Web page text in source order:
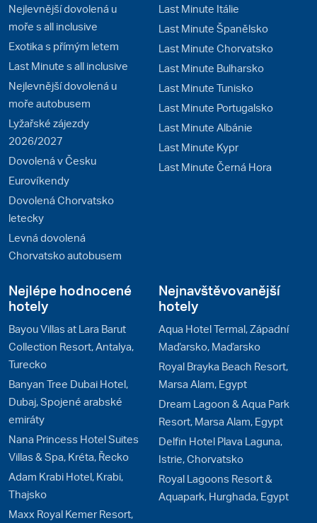
Nejlevnější dovolená u
moře s all inclusive
Exotika s přímým letem
Last Minute s all inclusive
Nejlevnější dovolená u
moře autobusem
Lyžařské zájezdy
2026/2027
Dovolená v Česku
Eurovíkendy
Dovolená Chorvatsko
letecky
Levná dovolená
Chorvatsko autobusem
Last Minute Itálie
Last Minute Španělsko
Last Minute Chorvatsko
Last Minute Bulharsko
Last Minute Tunisko
Last Minute Portugalsko
Last Minute Albánie
Last Minute Kypr
Last Minute Černá Hora
Nejlépe hodnocené
hotely
Bayou Villas at Lara Barut
Collection Resort, Antalya,
Turecko
Banyan Tree Dubai Hotel,
Dubaj, Spojené arabské
emiráty
Nana Princess Hotel Suites
Villas & Spa, Kréta, Řecko
Adam Krabi Hotel, Krabi,
Thajsko
Maxx Royal Kemer Resort,
Nejnavštěvovanější
hotely
Aqua Hotel Termal, Západní
Maďarsko, Maďarsko
Royal Brayka Beach Resort,
Marsa Alam, Egypt
Dream Lagoon & Aqua Park
Resort, Marsa Alam, Egypt
Delfin Hotel Plava Laguna,
Istrie, Chorvatsko
Royal Lagoons Resort &
Aquapark, Hurghada, Egypt